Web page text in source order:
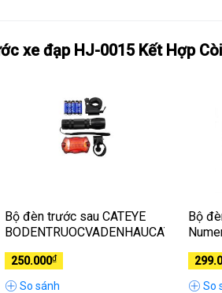
xe đạp HJ-0015 Kết Hợp Còi
Bộ đèn trước sau CATEYE
BODENTRUOCVADENHAUCATEYE
250.000₫
So sánh
Bộ
So